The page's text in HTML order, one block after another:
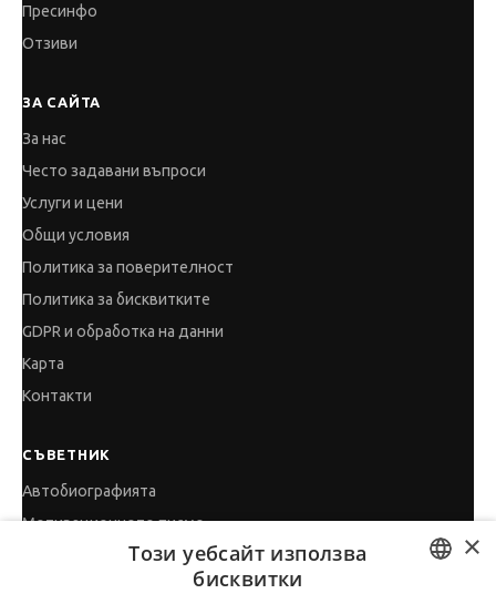
Пресинфо
Отзиви
ЗА САЙТА
За нас
Често задавани въпроси
Услуги и цени
Общи условия
Политика за поверителност
Политика за бисквитките
GDPR и обработка на данни
Карта
Контакти
СЪВЕТНИК
Автобиографията
Мотивационното писмо
Интервю за работа
Когато получим оферта
×
Този уебсайт използва
бисквитки